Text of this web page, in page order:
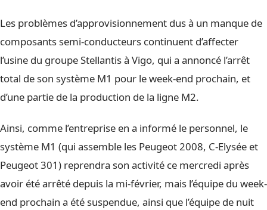
Les problèmes d’approvisionnement dus à un manque de
composants semi-conducteurs continuent d’affecter
l’usine du groupe Stellantis à Vigo, qui a annoncé l’arrêt
total de son système M1 pour le week-end prochain, et
d’une partie de la production de la ligne M2.
Ainsi, comme l’entreprise en a informé le personnel, le
système M1 (qui assemble les Peugeot 2008, C-Elysée et
Peugeot 301) reprendra son activité ce mercredi après
avoir été arrêté depuis la mi-février, mais l’équipe du week-
end prochain a été suspendue, ainsi que l’équipe de nuit